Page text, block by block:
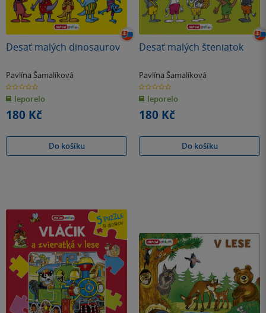
Desať malých dinosaurov
Pavlína Šamalíková
0.0
z
5
hvězdiček
leporelo
180 Kč
Do košíku
Desať malých šteniatok
Pavlína Šamalíková
0.0
z
5
hvězdiček
leporelo
180 Kč
Do košíku